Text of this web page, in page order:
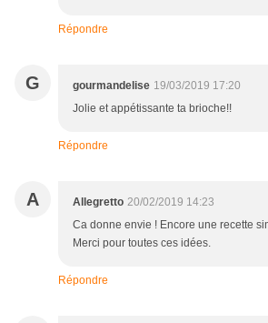
Répondre
G gourmandelise 19/03/2019 17:20
Jolie et appétissante ta brioche!!
Répondre
A Allegretto 20/02/2019 14:23
Ca donne envie ! Encore une recette
Merci pour toutes ces idées.
Répondre